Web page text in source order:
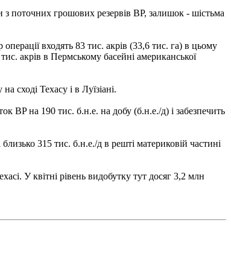
поточних грошових резервів BP, залишок - шістьма
входять 83 тис. акрів (33,6 тис. га) в цьому
акрів в Пермському басейні американської
сході Техасу і в Луїзіані.
BP на 190 тис. б.н.е. на добу (б.н.е./д) і забезпечить
315 тис. б.н.е./д в решті материковій частині
У квітні рівень видобутку тут досяг 3,2 млн